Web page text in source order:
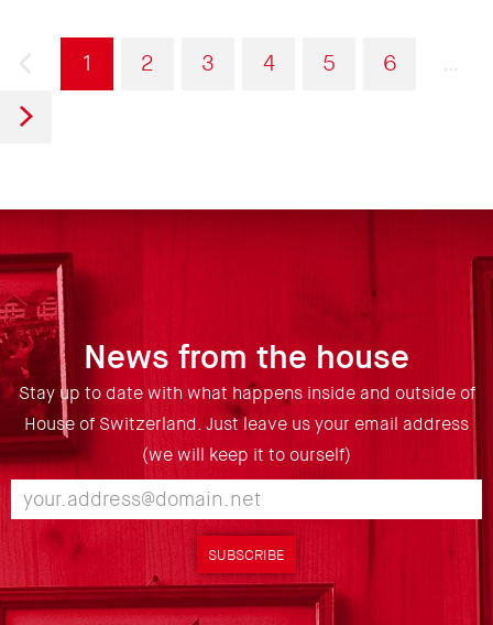
Página
anterior
Página
actual
1 Página
2 Página
3 Página
4 Página
5 Página
6
…
Siguiente
News from the house
Stay up to date with what happens inside and outside of
House of Switzerland. Just leave us your email address
(we will keep it to ourself)
SUBSCRIBE